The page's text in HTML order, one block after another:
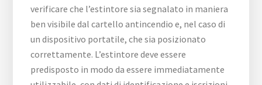
verificare che l’estintore sia segnalato in maniera
ben visibile dal cartello antincendio e, nel caso di
un dispositivo portatile, che sia posizionato
correttamente. L’estintore deve essere
predisposto in modo da essere immediatamente